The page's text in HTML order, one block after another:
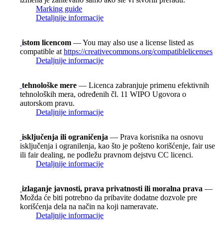
Marking guide
Detaljnije informacije
istom licencom — You may also use a license listed as
compatible at https://creativecommons.org/compatiblelicenses
Detaljnije informacije
tehnološke mere — Licenca zabranjuje primenu efektivnih
tehnoloških mera, određenih čl. 11 WIPO Ugovora o
autorskom pravu.
Detaljnije informacije
isključenja ili ograničenja — Prava korisnika na osnovu
isključenja i ogranilenja, kao što je pošteno korišćenje, fair use
ili fair dealing, ne podležu pravnom dejstvu CC licenci.
Detaljnije informacije
izlaganje javnosti, prava privatnosti ili moralna prava —
Možda će biti potrebno da pribavite dodatne dozvole pre
korišćenja dela na način na koji nameravate.
Detaljnije informacije